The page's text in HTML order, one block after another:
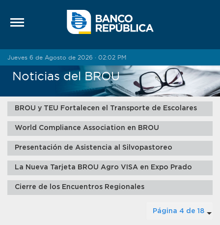
Jueves 6 de Agosto de 2026 · 02:02 PM
Noticias del BROU
BROU y TEU Fortalecen el Transporte de Escolares
World Compliance Association en BROU
Presentación de Asistencia al Silvopastoreo
La Nueva Tarjeta BROU Agro VISA en Expo Prado
Cierre de los Encuentros Regionales
Página 4 de 18